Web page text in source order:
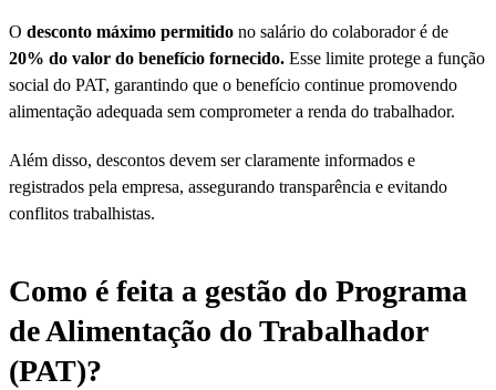
O desconto máximo permitido no salário do colaborador é de
20% do valor do benefício fornecido. Esse limite protege a função
social do PAT, garantindo que o benefício continue promovendo
alimentação adequada sem comprometer a renda do trabalhador.
Além disso, descontos devem ser claramente informados e
registrados pela empresa, assegurando transparência e evitando
conflitos trabalhistas.
Como é feita a gestão do Programa
de Alimentação do Trabalhador
(PAT)?